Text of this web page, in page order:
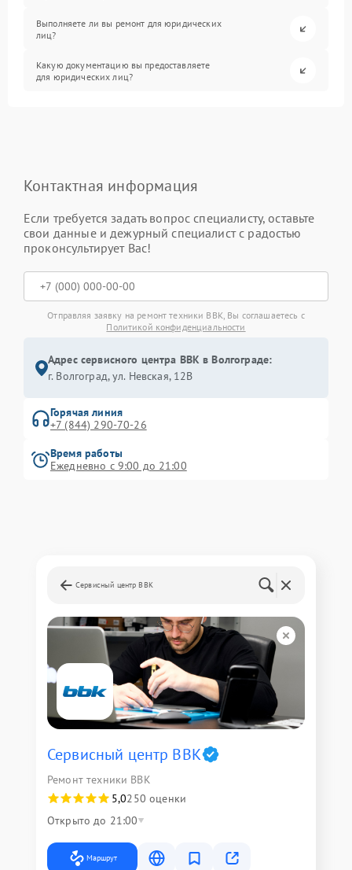
Выполняете ли вы ремонт для юридических
лиц?
Какую документацию вы предоставляете
для юридических лиц?
Контактная информация
Если требуется задать вопрос специалисту, оставьте
свои данные и дежурный специалист с радостью
проконсультирует Вас!
Отправляя заявку на ремонт техники BBK, Вы соглашаетесь с
Политикой конфиденциальности
Адрес сервисного центра BBK в Волгограде:
г. Волгоград, ул. Невская, 12В
Горячая линия
+7 (844) 290-70-26
Время работы
Ежедневно с 9:00 до 21:00
Сервисный центр BBK
Сервисный центр BBK
Ремонт техники BBK
5,0250 оценки
Открыто до 21:00
Маршрут